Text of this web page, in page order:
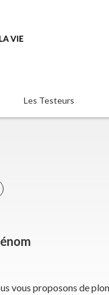
Les Testeurs
vous proposons de